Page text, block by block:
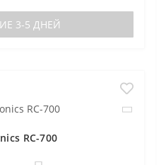
3-5 ДНЕЙ
RC-700